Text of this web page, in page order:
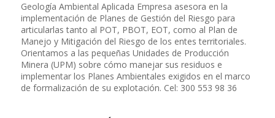
Geología Ambiental Aplicada Empresa asesora en la
implementación de Planes de Gestión del Riesgo para
articularlas tanto al POT, PBOT, EOT, como al Plan de
Manejo y Mitigación del Riesgo de los entes territoriales.
Orientamos a las pequeñas Unidades de Producción
Minera (UPM) sobre cómo manejar sus residuos e
implementar los Planes Ambientales exigidos en el marco
de formalización de su explotación. Cel: 300 553 98 36